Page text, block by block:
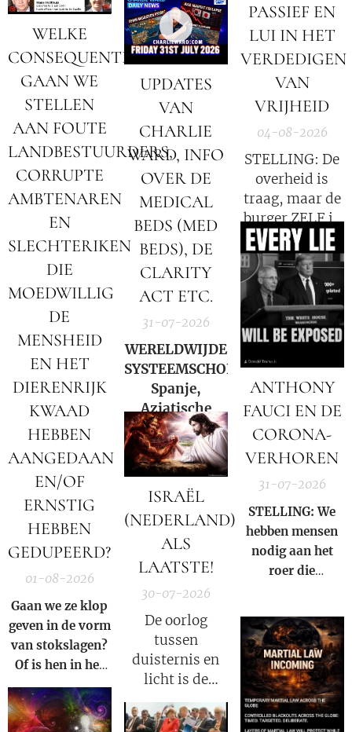
PASSIEF EN
LUI IN HET
VERDEDIGEN
VAN
VRIJHEID
04-08-2026
STELLING: De
overheid is
traag, maar de
burger ZELF is
de oorzaak!
WELKE
CONSEQUENTIES
GAAN WE
STELLEN
AAN FOUTE
LANDBESTUURDERS,
CORRUPTE
AMBTENAREN
EN
SLECHTERIKEN
DIE
MOEDWILLIG
DE
MENSHEID
EN HET
DIERENRIJK
KWAAD
HEBBEN
AANGEDAAN
EN/OF
ERNSTIG
HEBBEN
GEDUPEERD?
01-08-2026
Gaan we ze klop
geven in de vorm
van stokslagen?
Of is hen in het
Licht zetten van
de Waarheid een
veel grotere
UPDATES
VAN
CHARLIE
WARD, INFO
OVER DE
MEDICAL
BEDS (MED
BEDS), DE
CLARITY
ACT ETC.
31-07-2026
WERELDWIJDE
SYSTEEMSCHOK:
Spanje,
Aziatische
markten en
Hormuz |
Charlie Ward
Daily News
ANTHONY
FAUCI EN DE
CORONA-
VERHOREN
31-07-2026
STELLING: We
hebben mensen
nodig aan het
roer die
iemand ooit nog
een nieuwe Fauci
kan worden.
ISRAËL
(NEDERLAND)
ALS
LAATSTE!
30-07-2026
De oorlog
tussen
duisternis en
licht is de
oorlog tussen
Satan en God.